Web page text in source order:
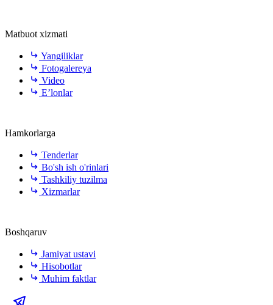
Matbuot xizmati
Yangiliklar
Fotogalereya
Video
E’lonlar
Hamkorlarga
Tenderlar
Bo'sh ish o'rinlari
Tashkiliy tuzilma
Xizmarlar
Boshqaruv
Jamiyat ustavi
Hisobotlar
Muhim faktlar